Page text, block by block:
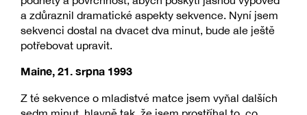
a zdůraznil dramatické aspekty sekvence. Nyní jsem
sekvenci dostal na dvacet dva minut, bude ale ještě
potřebovat upravit.
Maine, 21. srpna 1993
Z té sekvence o mladistvé matce jsem vyňal dalších